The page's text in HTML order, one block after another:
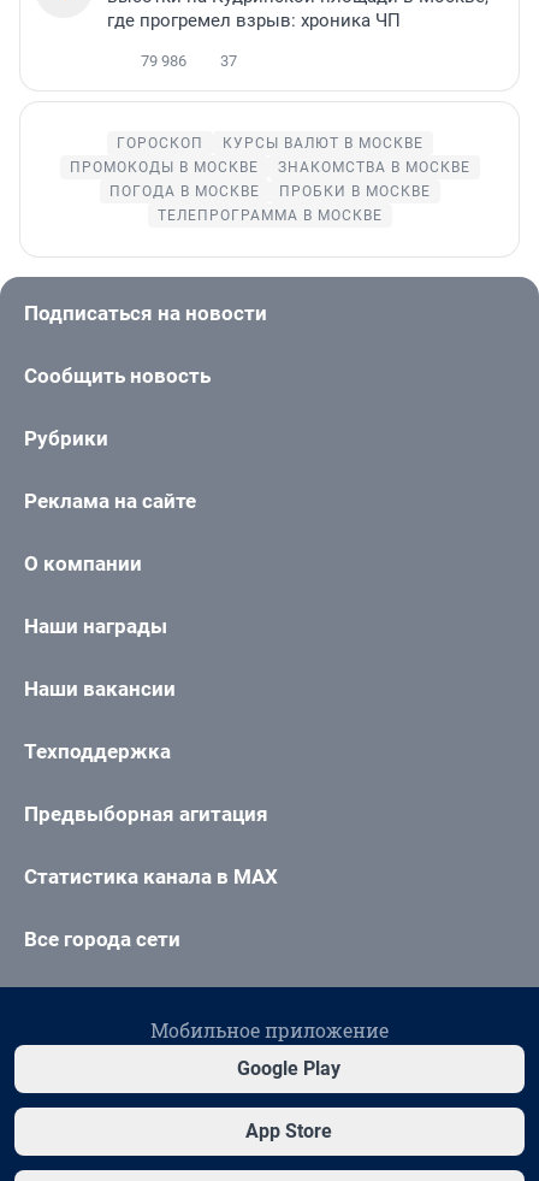
где прогремел взрыв: хроника ЧП
79 986 37
ГОРОСКОП
КУРСЫ ВАЛЮТ В МОСКВЕ
ПРОМОКОДЫ В МОСКВЕ
ЗНАКОМСТВА В МОСКВЕ
ПОГОДА В МОСКВЕ
ПРОБКИ В МОСКВЕ
ТЕЛЕПРОГРАММА В МОСКВЕ
Подписаться на новости
Сообщить новость
Рубрики
Реклама на сайте
О компании
Наши награды
Наши вакансии
Техподдержка
Предвыборная агитация
Статистика канала в MAX
Все города сети
Мобильное приложение
Google Play
App Store